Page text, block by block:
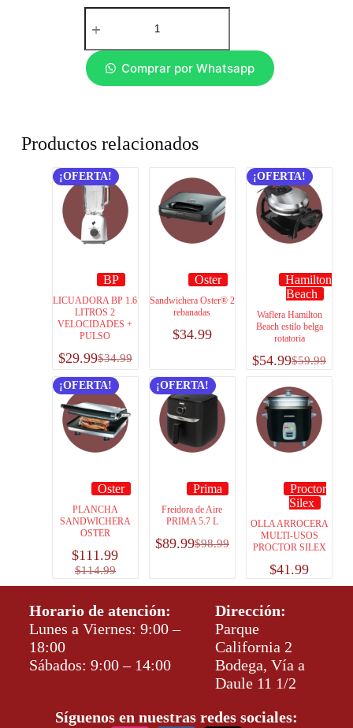
Comprar por Whatsapp
Productos relacionados
¡OFERTA!
BP
LICUADORA BP 1.6
LITROS 2
VELOCIDADES +
PULSO
$34.99
$29.99
Oster
Sandwichera Oster® 2
rebanadas
$34.99
¡OFERTA!
Hamilton
Beach
Waflera Hamilton
Beach estilo belga
rotatoria
$59.99
$54.99
¡OFERTA!
Oster
PLANCHA
SANDWICHERA
OSTER
$114.99
$111.99
¡OFERTA!
Prima
Freidora de Aire
PRIMA 5.7 L
$98.99
$89.99
Proctor
Silex
OLLA ARROCERA
MULTI-USOS
PROCTOR SILEX
$41.99
Horario de atención:
Lunes a Viernes: 9:00 –
18:00
Sábados: 9:00 – 14:00
Dirección:
Parque
California 2
Bodega, Vía a
Daule 11 1/2
Síguenos en nuestras redes sociales: